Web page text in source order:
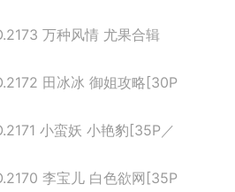
万种风情 尤果合辑
田冰冰 御姐攻略[30P
小蛮妖 小艳豹[35P／
李宝儿 白色欲网[35P